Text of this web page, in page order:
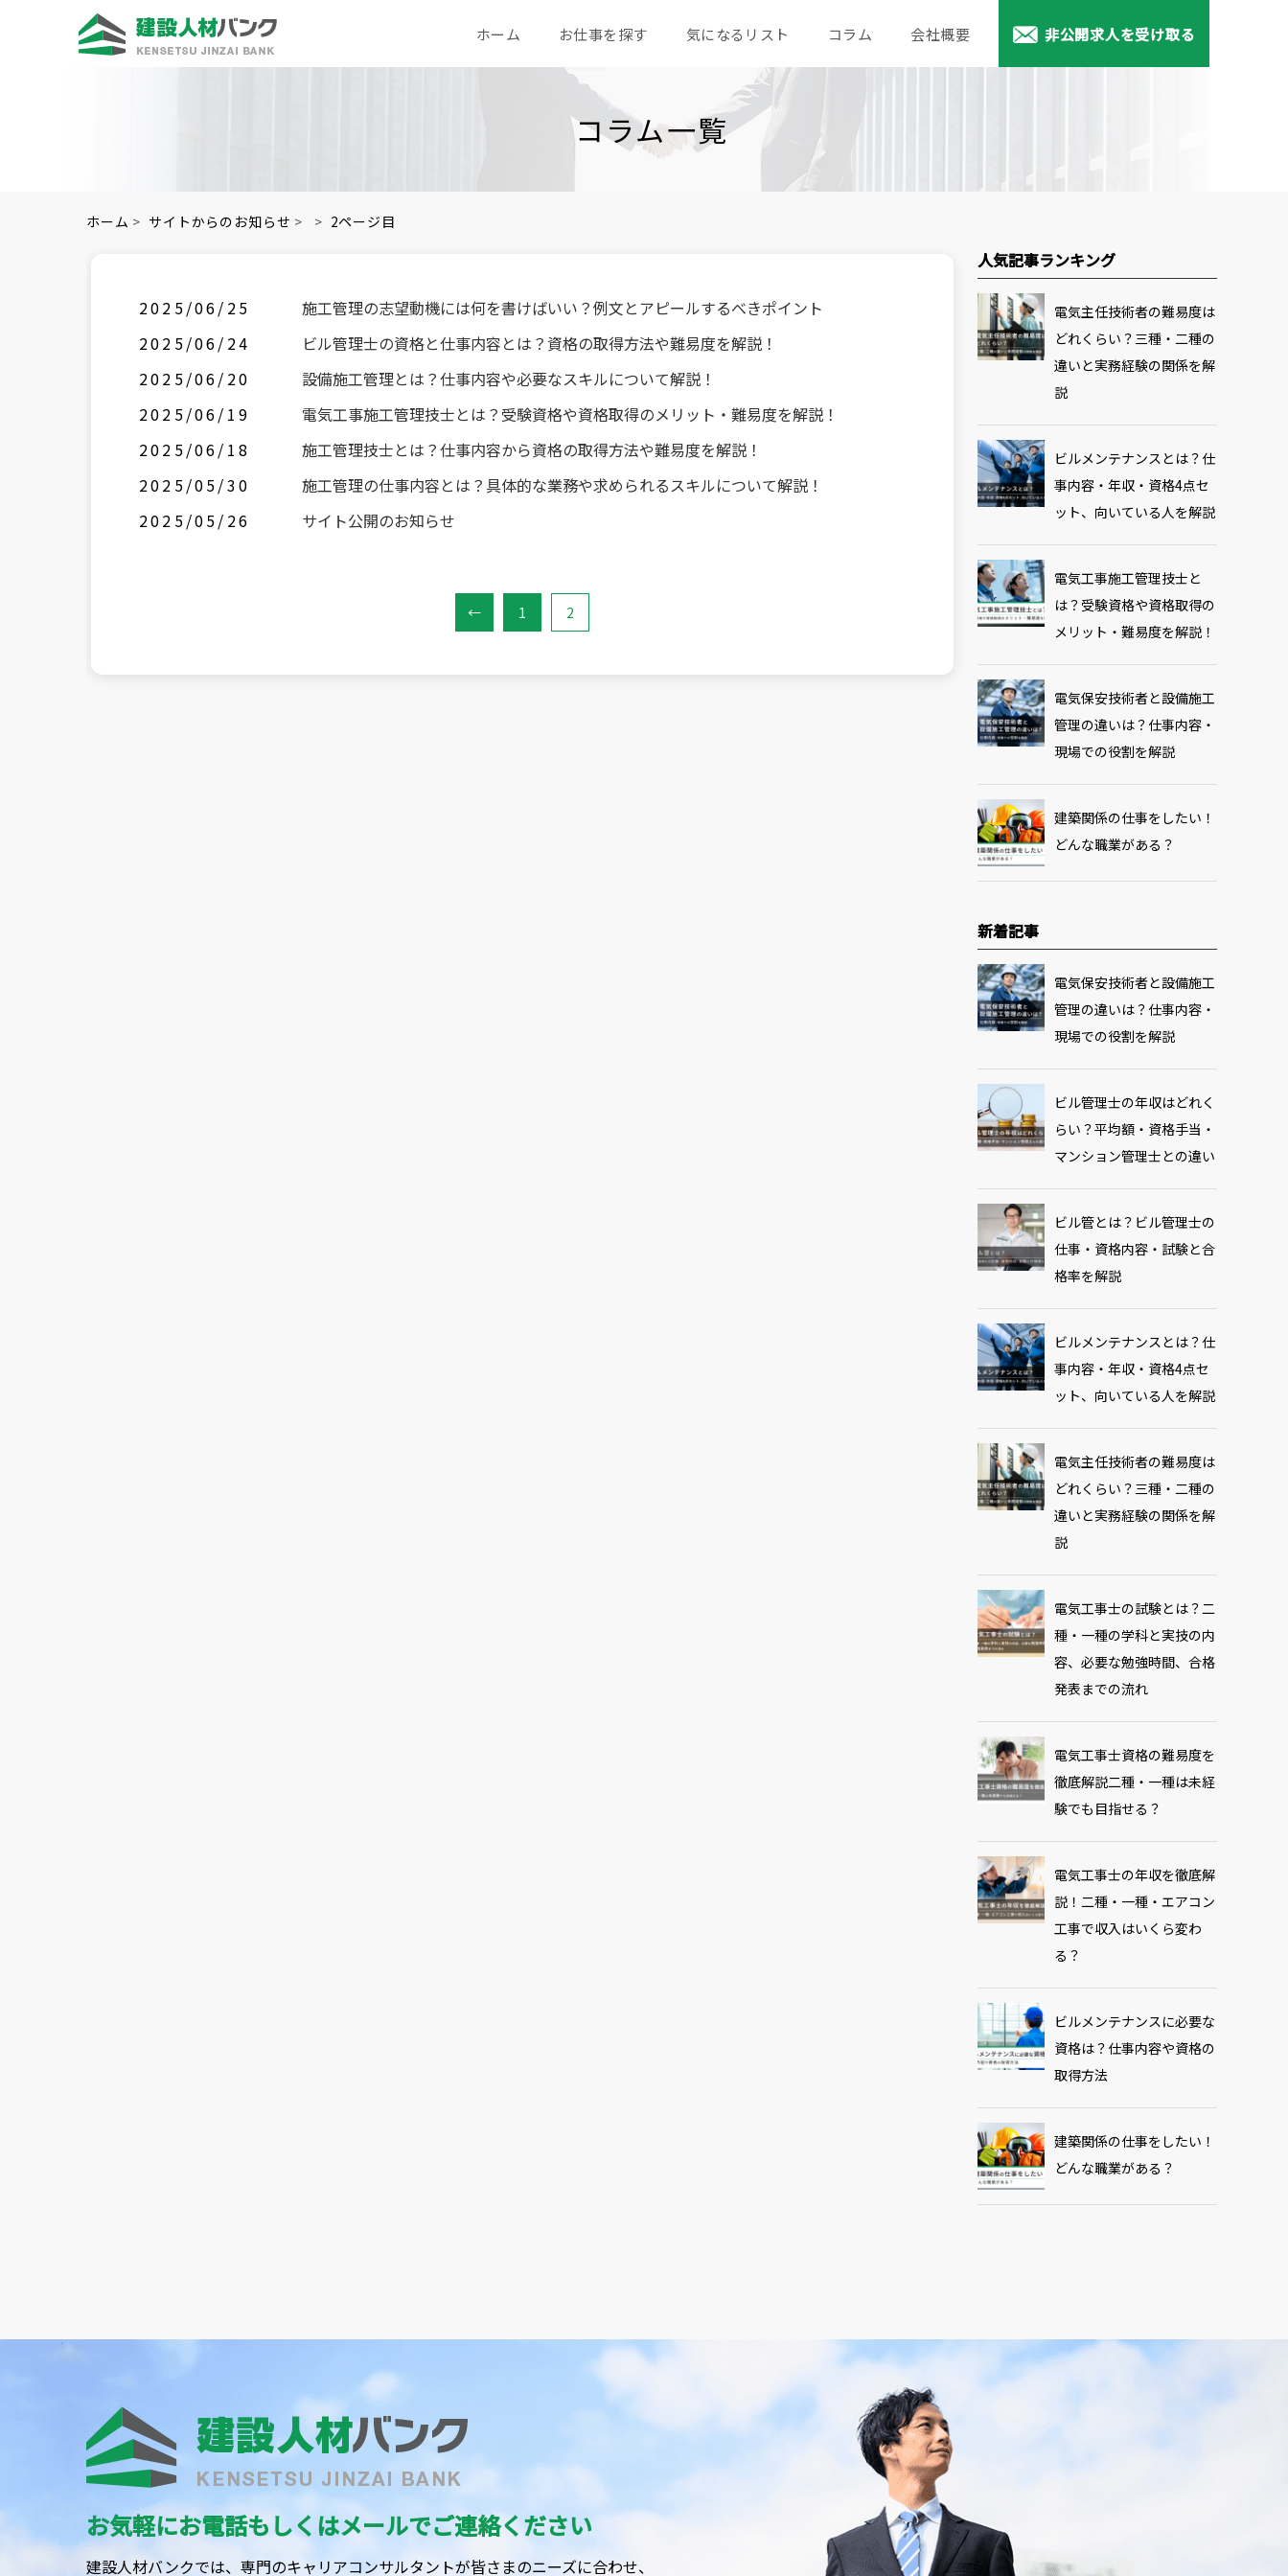
ホーム お仕事を探す 気になるリスト コラム 会社概要 非公開求人を受け取る
コラム一覧
ホーム > サイトからのお知らせ > > 2ページ目
2025/06/25
施工管理の志望動機には何を書けばいい？例文とアピールするべきポイント
2025/06/24
ビル管理士の資格と仕事内容とは？資格の取得方法や難易度を解説！
2025/06/20
設備施工管理とは？仕事内容や必要なスキルについて解説！
2025/06/19
電気工事施工管理技士とは？受験資格や資格取得のメリット・難易度を解説！
2025/06/18
施工管理技士とは？仕事内容から資格の取得方法や難易度を解説！
2025/05/30
施工管理の仕事内容とは？具体的な業務や求められるスキルについて解説！
2025/05/26
サイト公開のお知らせ
← 1 2
人気記事ランキング
電気主任技術者の難易度は
どれくらい？三種・二種の
違いと実務経験の関係を解
説
ビルメンテナンスとは？仕
事内容・年収・資格4点セ
ット、向いている人を解説
電気工事施工管理技士と
は？受験資格や資格取得の
メリット・難易度を解説！
電気保安技術者と設備施工
管理の違いは？仕事内容・
現場での役割を解説
建築関係の仕事をしたい！
どんな職業がある？
新着記事
電気保安技術者と設備施工
管理の違いは？仕事内容・
現場での役割を解説
ビル管理士の年収はどれく
らい？平均額・資格手当・
マンション管理士との違い
ビル管とは？ビル管理士の
仕事・資格内容・試験と合
格率を解説
ビルメンテナンスとは？仕
事内容・年収・資格4点セ
ット、向いている人を解説
電気主任技術者の難易度は
どれくらい？三種・二種の
違いと実務経験の関係を解
説
電気工事士の試験とは？二
種・一種の学科と実技の内
容、必要な勉強時間、合格
発表までの流れ
電気工事士資格の難易度を
徹底解説二種・一種は未経
験でも目指せる？
電気工事士の年収を徹底解
説！二種・一種・エアコン
工事で収入はいくら変わ
る？
ビルメンテナンスに必要な
資格は？仕事内容や資格の
取得方法
建築関係の仕事をしたい！
どんな職業がある？
お気軽にお電話もしくはメールでご連絡ください
建設人材バンクでは、専門のキャリアコンサルタントが皆さまのニーズに合わせ、